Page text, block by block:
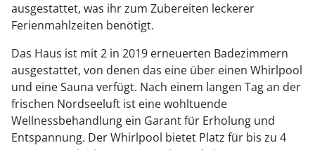
ausgestattet, was ihr zum Zubereiten leckerer
Ferienmahlzeiten benötigt.
Das Haus ist mit 2 in 2019 erneuerten Badezimmern
ausgestattet, von denen das eine über einen Whirlpool
und eine Sauna verfügt. Nach einem langen Tag an der
frischen Nordseeluft ist eine wohltuende
Wellnessbehandlung ein Garant für Erholung und
Entspannung. Der Whirlpool bietet Platz für bis zu 4